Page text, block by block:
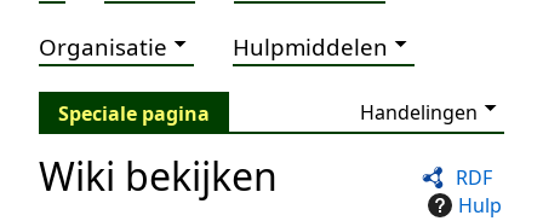
Organisatie Hulpmiddelen
Speciale pagina Handelingen
RDF
Hulp
Wiki bekijken